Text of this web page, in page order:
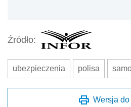
Źródło:
ubezpieczenia polisa
Wersja do